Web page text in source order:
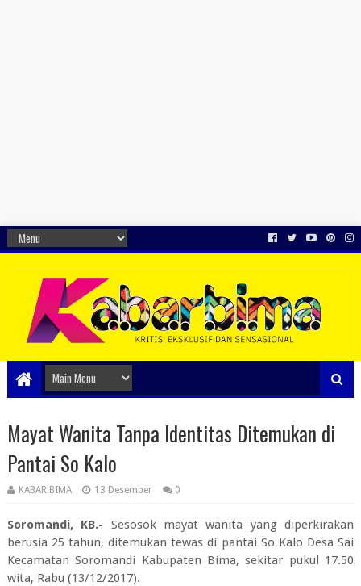
Mayat Wanita Tanpa Identitas Ditemukan di
Pantai So Kalo
KABAR BIMA 13 Desember 0
Soromandi, KB.- Sesosok mayat wanita yang diperkirakan
berusia 25 tahun, ditemukan tewas di pantai So Kalo Desa Sai
Kecamatan Soromandi Kabupaten Bima, sekitar pukul 17.50
wita, Rabu (13/12/2017).